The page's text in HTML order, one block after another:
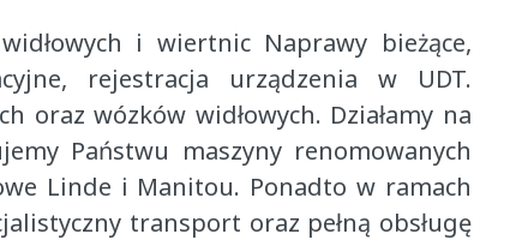
i wiertnic Naprawy bieżące,
rejestracja urządzenia w UDT.
oraz wózków widłowych. Działamy na
Państwu maszyny renomowanych
Linde i Manitou. Ponadto w ramach
transport oraz pełną obsługę